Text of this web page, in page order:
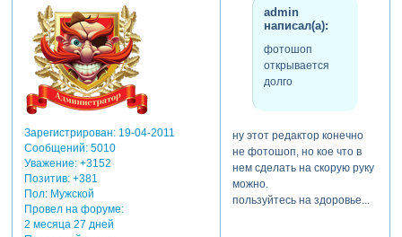
Зарегистрирован: 19-04-2011
Сообщений:5010
Уважение: +3152
Позитив: +381
Пол:Мужской
Провел на форуме:
2 месяца 27 дней
admin
написал(а):
фотошоп
открывается
долго
ну этот редактор конечно
не фотошоп, но кое что в
нем сделать на скорую руку
можно.
пользуйтесь на здоровье...